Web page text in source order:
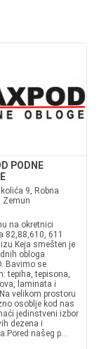
PODNE
9, Robna
Zemun
na okretnici
82,88,610, 611
Keja smešten je
obloga
Bavimo se
tepiha, tepisona,
laminata i
velikom prostoru
osoblje kod nas
jedinstveni izbor
dezena i
našeg p...